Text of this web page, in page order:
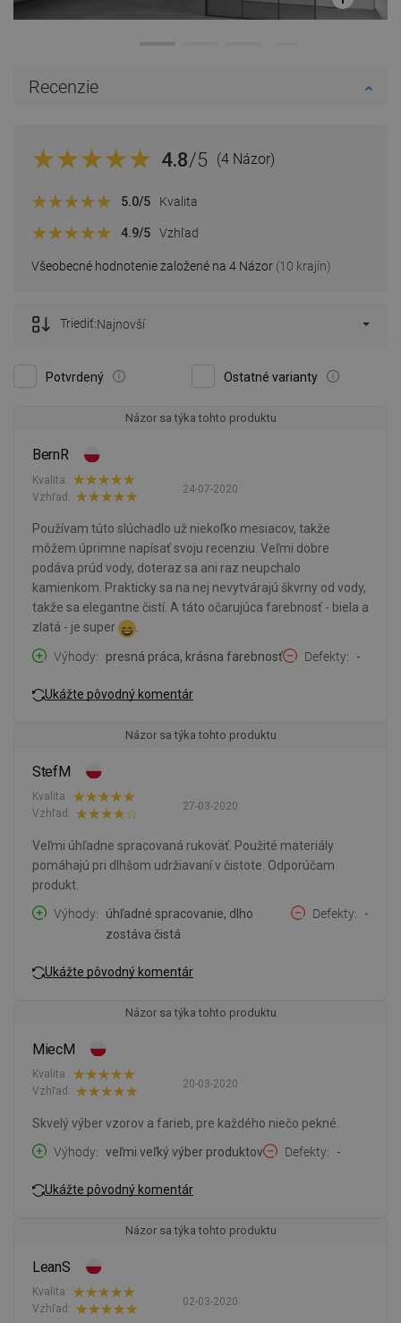
Recenzie
4.8/5 (4 Názor)
Všeobecné hodnotenie založené na 4 Názor (10 krajín)
5.0/5 Kvalita
4.9/5 Vzhľad
Potvrdený Ostatné varianty
Triediť:Najnovší
Názor sa týka tohto produktu
BernR
24-07-2020
Kvalita:
Vzhľad:
Používam túto slúchadlo už niekoľko mesiacov, takže
môžem úprimne napísať svoju recenziu. Veľmi dobre
podáva prúd vody, doteraz sa ani raz neupchalo
kamienkom. Prakticky sa na nej nevytvárajú škvrny od vody,
takže sa elegantne čistí. A táto očarujúca farebnosť - biela a
zlatá - je super
.
Výhody presná práca, krásna farebnosť Defekty -
Ukážte pôvodný komentár
Názor sa týka tohto produktu
StefM
27-03-2020
Kvalita:
Vzhľad:
Veľmi úhľadne spracovaná rukoväť. Použité materiály
pomáhajú pri dlhšom udržiavaní v čistote. Odporúčam
produkt.
Výhody
úhľadné spracovanie, dlho
zostáva čistá
Defekty -
Ukážte pôvodný komentár
Názor sa týka tohto produktu
MiecM
20-03-2020
Kvalita:
Vzhľad:
Skvelý výber vzorov a farieb, pre každého niečo pekné.
Výhody
veľmi veľký výber produktov Defekty -
Ukážte pôvodný komentár
Názor sa týka tohto produktu
LeanS
02-03-2020
Kvalita:
Vzhľad: